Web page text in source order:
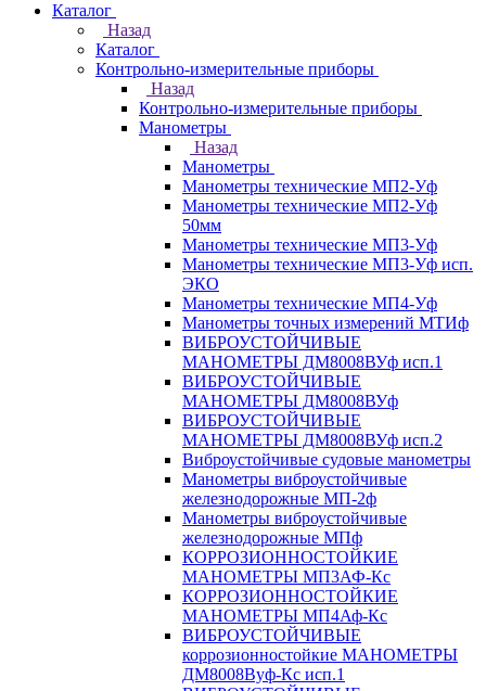
Каталог
Назад
Каталог
Контрольно-измерительные приборы
Назад
Контрольно-измерительные приборы
Манометры
Назад
Манометры
Манометры технические МП2-Уф
Манометры технические МП2-Уф
50мм
Манометры технические МП3-Уф
Манометры технические МП3-Уф исп.
ЭКО
Манометры технические МП4-Уф
Манометры точных измерений МТИф
ВИБРОУСТОЙЧИВЫЕ
МАНОМЕТРЫ ДМ8008ВУф исп.1
ВИБРОУСТОЙЧИВЫЕ
МАНОМЕТРЫ ДМ8008ВУф
ВИБРОУСТОЙЧИВЫЕ
МАНОМЕТРЫ ДМ8008ВУф исп.2
Виброустойчивые судовые манометры
Манометры виброустойчивые
железнодорожные МП-2ф
Манометры виброустойчивые
железнодорожные МПф
КОРРОЗИОННОСТОЙКИЕ
МАНОМЕТРЫ МП3АФ-Кс
КОРРОЗИОННОСТОЙКИЕ
МАНОМЕТРЫ МП4Аф-Кс
ВИБРОУСТОЙЧИВЫЕ
коррозионностойкие МАНОМЕТРЫ
ДМ8008Вуф-Кс исп.1